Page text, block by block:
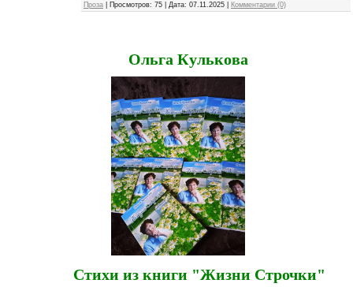
Проза Просмотров: 75 Дата: 07.11.2025 Комментарии (0)
Ольга Кулькова
Стихи из книги "Жизни Строчки"